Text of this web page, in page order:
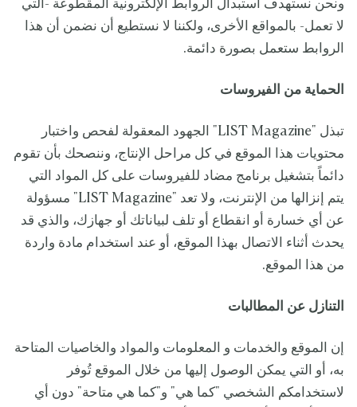
ونحن نستهدف استبدال الروابط الإلكترونية المقطوعة -التي
لا تعمل- بالمواقع الأخرى، ولكننا لا نستطيع أن نضمن أن هذا
الروابط ستعمل بصورة دائمة.
الحماية من الفيروسات
تبذل "LIST Magazine" الجهود المعقولة لفحص واختبار
محتويات هذا الموقع في كل مراحل الإنتاج، وننصحك بأن تقوم
دائماً بتشغيل برنامج مضاد للفيروسات على كل المواد التي
يتم إنزالها من الإنترنت، ولا تعد "LIST Magazine" مسؤولة
عن أي خسارة أو انقطاع أو تلف لبياناتك أو جهازك، والذي قد
يحدث أثناء الاتصال بهذا الموقع، أو عند استخدام مادة واردة
من هذا الموقع.
التنازل عن المطالبات
إن الموقع والخدمات و المعلومات والمواد والخاصيات المتاحة
به، أو التي يمكن الوصول إليها من خلال الموقع تُوفر
لاستخدامكم الشخصي "كما هي" و"كما هي متاحة" دون أي